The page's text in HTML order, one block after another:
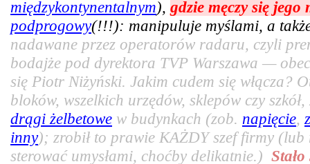
międzykontynentalnym), gdzie męczy się
podprogowy(!!!): manipuluje myślami, a
nadawane przez operatorów radaru, czyli
bodajże pod dyrektora TVP Warszawa —
się Piotr Niżyński. Jakim cudem się włącza?
bloków, wszelkich urzędów, sklepów czy
drągi żelbetowe w budynkach (zob. napięcie,
inny); zrobił to prawie KAŻDY szef firmy
sterować umysłami, choćby delikatnie.)